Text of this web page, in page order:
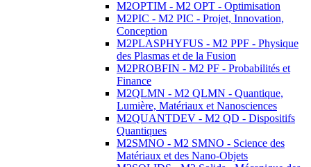
M2OPTIM - M2 OPT - Optimisation
M2PIC - M2 PIC - Projet, Innovation,
Conception
M2PLASPHYFUS - M2 PPF - Physique
des Plasmas et de la Fusion
M2PROBFIN - M2 PF - Probabilités et
Finance
M2QLMN - M2 QLMN - Quantique,
Lumière, Matériaux et Nanosciences
M2QUANTDEV - M2 QD - Dispositifs
Quantiques
M2SMNO - M2 SMNO - Science des
Matériaux et des Nano-Objets